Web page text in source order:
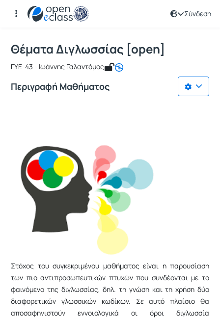
Σύνδεση
Αρχική Σελίδα
Μάθημα : Θέματα Διγλωσσίας [open]
Κωδικός : TMS144
Θέματα Διγλωσσίας [open]
ΓΥΕ-43 - Ιωάννης Γαλαντόμος
Περιγραφή Μαθήματος
Στόχος του συγκεκριμένου μαθήματος είναι η παρουσίαση
των πιο αντιπροσωπευτικών πτυχών που συνδέονται με το
φαινόμενο της διγλωσσίας, δηλ. τη γνώση και τη χρήση δύο
διαφορετικών γλωσσικών κωδίκων. Σε αυτό πλαίσιο θα
αποσαφηνιστούν εννοιολογικά οι όροι διγλωσσία